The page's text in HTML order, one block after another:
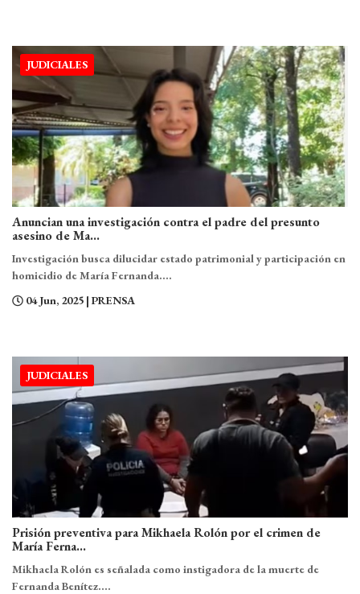
JUDICIALES
Anuncian una investigación contra el padre del presunto
asesino de Ma...
Investigación busca dilucidar estado patrimonial y participación en
homicidio de María Fernanda....
04 Jun, 2025 | PRENSA
JUDICIALES
Prisión preventiva para Mikhaela Rolón por el crimen de
María Ferna...
Mikhaela Rolón es señalada como instigadora de la muerte de
Fernanda Benítez....